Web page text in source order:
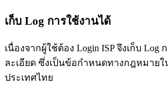
เก็บ Log การใช้งานได้
เนื่องจากผู้ใช้ต้อง Login ISP จึงเก็บ Log
ละเอียด ซึ่งเป็นข้อกำหนดทางกฎหมายใ
ประเทศไทย